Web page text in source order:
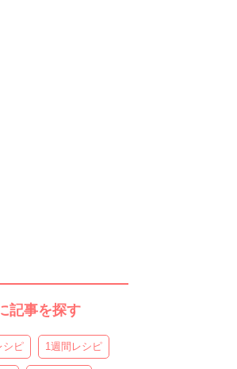
記事を探す
シピ 1週間レシピ